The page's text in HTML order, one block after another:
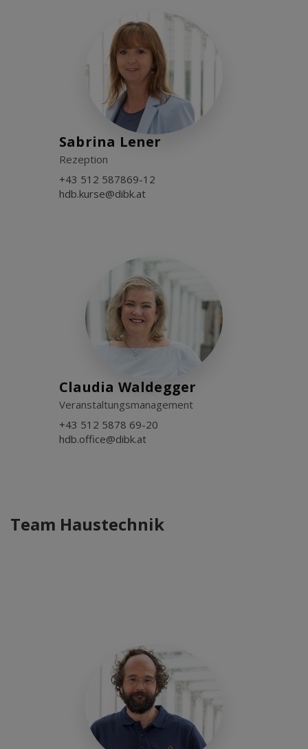
Sabrina Lener
Rezeption
+43 512 587869-12
hdb.kurse@dibk.at
Claudia Waldegger
Veranstaltungsmanagement
+43 512 5878 69-20
hdb.office@dibk.at
Team Haustechnik